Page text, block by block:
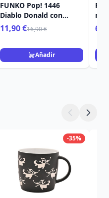
FUNKO Pop! 1446
Diablo Donald con
calabaza - Disney
11,90 €16,90 €
Añadir
-35%